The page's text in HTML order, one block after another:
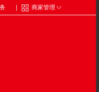
商家管理 ◇